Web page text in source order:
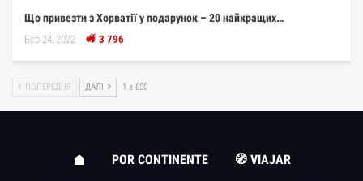
Що привезти з Хорватії у подарунок – 20 найкращих…
Бер 24, 2022 3 796
ПОПЕРЕДНЯ ДАЛІ 1 з 650
POR CONTINENTE
🧭 VIAJAR